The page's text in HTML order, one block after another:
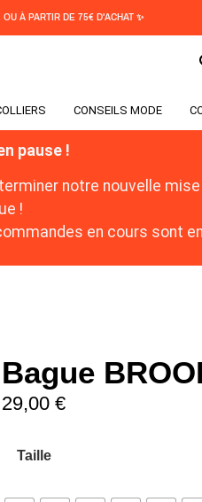
À PARTIR DE 75€ D'ACHAT ✨
CONSEILS MODE
pause !
notre nouvelle
!
en cours sont
Bague
29,00 €
Taille